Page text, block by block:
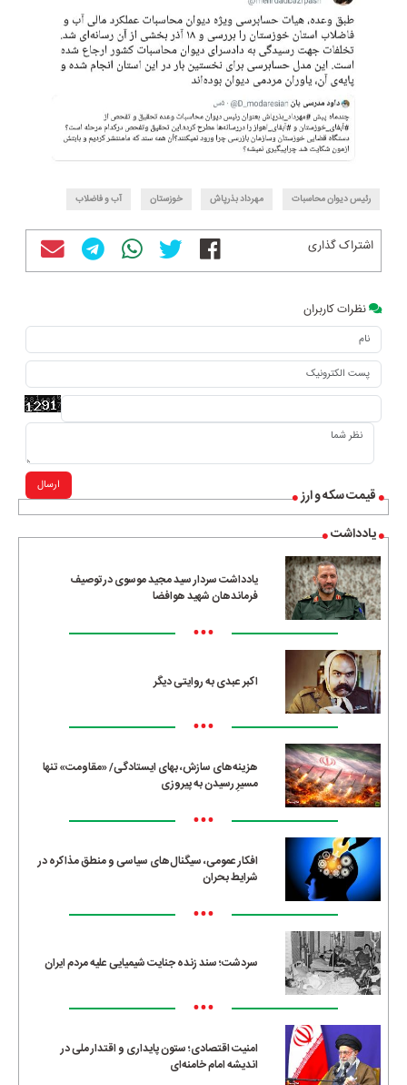
قیمت سکه و ارز
یادداشت
یادداشت سردار سید مجید موسوی در توصیف
فرماندهان شهید هوافضا
•••
اکبر عبدی به روایتی دیگر
•••
هزینه‌های سازش، بهای ایستادگی/ «مقاومت» تنها
مسیرِ رسیدن به پیروزی
•••
افکار عمومی، سیگنال‌های سیاسی و منطق مذاکره در
شرایط بحران
•••
سردشت؛ سند زنده جنایت شیمیایی علیه مردم ایران
•••
امنیت اقتصادی؛ ستون پایداری و اقتدار ملی در
اندیشه امام خامنه‌ای
رئیس دیوان محاسبات مهرداد بذرپاش خوزستان آب و فاضلاب
اشتراک گذاری
نظرات کاربران
ارسال